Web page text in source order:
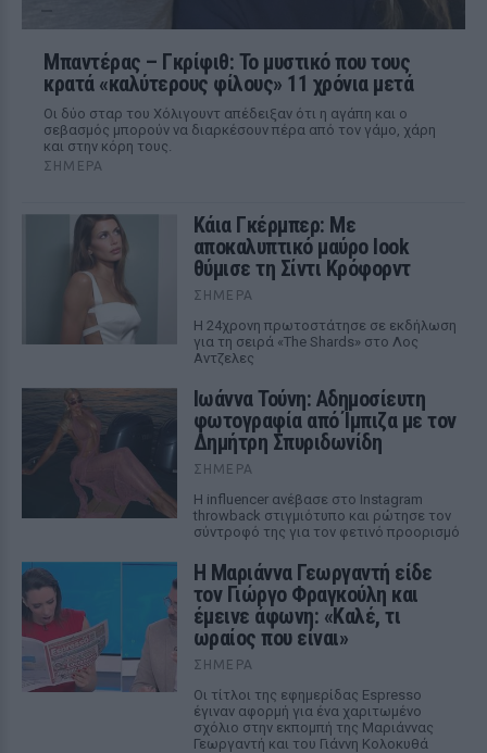
Μπαντέρας – Γκρίφιθ: Το μυστικό που τους
κρατά «καλύτερους φίλους» 11 χρόνια μετά
Οι δύο σταρ του Χόλιγουντ απέδειξαν ότι η αγάπη και ο
σεβασμός μπορούν να διαρκέσουν πέρα από τον γάμο, χάρη
και στην κόρη τους.
ΣΉΜΕΡΑ
Κάια Γκέρμπερ: Με
αποκαλυπτικό μαύρο look
θύμισε τη Σίντι Κρόφορντ
ΣΉΜΕΡΑ
Η 24χρονη πρωτοστάτησε σε εκδήλωση
για τη σειρά «The Shards» στο Λος
Αντζελες
Ιωάννα Τούνη: Αδημοσίευτη
φωτογραφία από Ίμπιζα με τον
Δημήτρη Σπυριδωνίδη
ΣΉΜΕΡΑ
Η influencer ανέβασε στο Instagram
throwback στιγμιότυπο και ρώτησε τον
σύντροφό της για τον φετινό προορισμό
Η Μαριάννα Γεωργαντή είδε
τον Γιώργο Φραγκούλη και
έμεινε άφωνη: «Καλέ, τι
ωραίος που είναι»
ΣΉΜΕΡΑ
Οι τίτλοι της εφημερίδας Espresso
έγιναν αφορμή για ένα χαριτωμένο
σχόλιο στην εκπομπή της Μαριάννας
Γεωργαντή και του Γιάννη Κολοκυθά